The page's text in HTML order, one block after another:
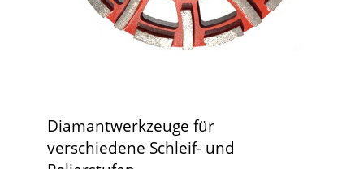
Diamantwerkzeuge für
verschiedene Schleif- und